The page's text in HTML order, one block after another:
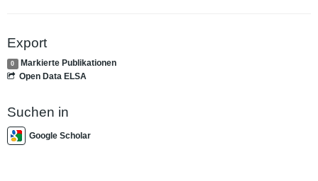
Export
0
Markierte Publikationen
Open Data ELSA
Suchen in
Google Scholar